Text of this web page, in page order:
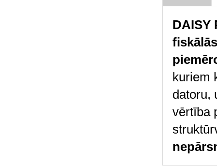
DAISY
kuriem
datoru,
vērtība